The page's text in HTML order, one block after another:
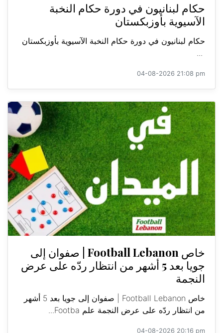
حكام لبنانيون في دورة حكام النخبة
الآسيوية بأوزبكستان
حكام لبنانيون في دورة حكام النخبة الآسيوية بأوزبكستان
...
04-08-2026 21:08 pm
خاص Football Lebanon | صفوان إلى
جويا بعد 5 أشهر من انتظار ردّه على عرض
النجمة
خاص Football Lebanon | صفوان إلى جويا بعد 5 أشهر
من انتظار ردّه على عرض النجمة علم Footba...
04-08-2026 20:16 pm